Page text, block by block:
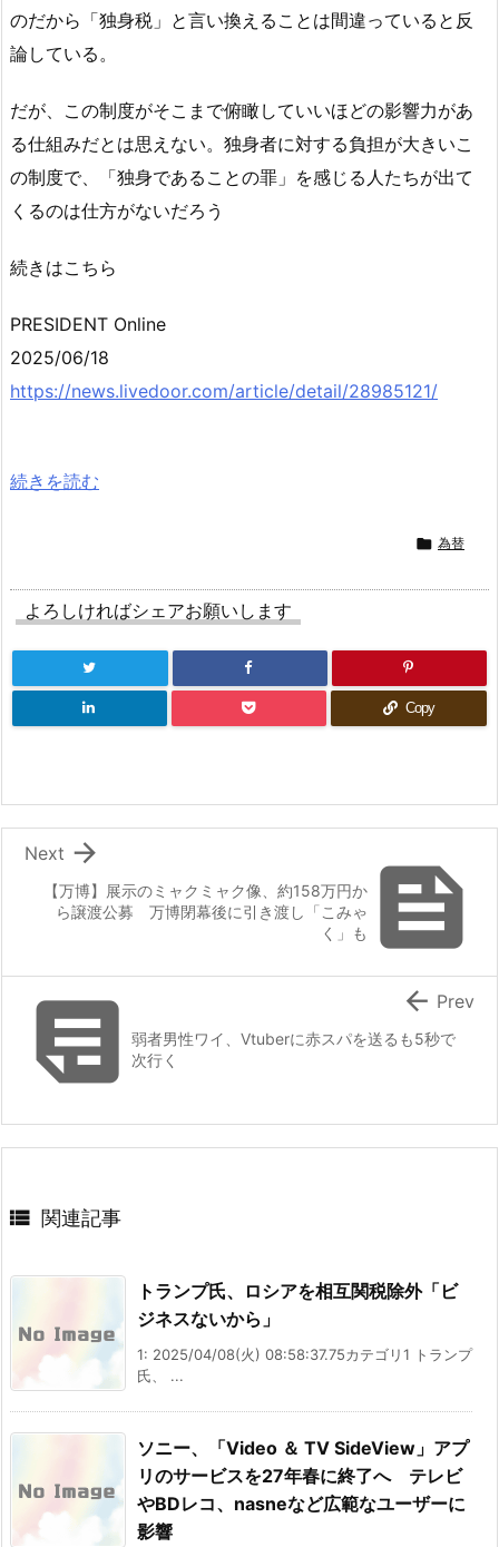
のだから「独身税」と言い換えることは間違っていると反
論している。
だが、この制度がそこまで俯瞰していいほどの影響力があ
る仕組みだとは思えない。独身者に対する負担が大きいこ
の制度で、「独身であることの罪」を感じる人たちが出て
くるのは仕方がないだろう
続きはこちら
PRESIDENT Online
2025/06/18
https://news.livedoor.com/article/detail/28985121/
続きを読む
 為替
よろしければシェアお願いします
Copy

【万博】展示のミャクミャク像、約158万円か
ら譲渡公募 万博閉幕後に引き渡し「こみゃ
く」も

Next
弱者男性ワイ、Vtuberに赤スパを送るも5秒で
次行く
 Prev
 関連記事
トランプ氏、ロシアを相互関税除外「ビ
ジネスないから」
1: 2025/04/08(火) 08:58:37.75カテゴリ1 トランプ
氏、 ...
ソニー、「Video ＆ TV SideView」アプ
リのサービスを27年春に終了へ テレビ
やBDレコ、nasneなど広範なユーザーに
影響